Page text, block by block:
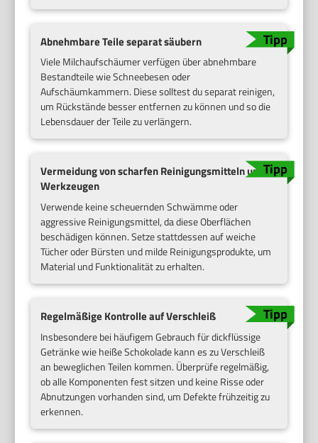
Abnehmbare Teile separat säubern
Viele Milchaufschäumer verfügen über abnehmbare
Bestandteile wie Schneebesen oder
Aufschäumkammern. Diese solltest du separat reinigen,
um Rückstände besser entfernen zu können und so die
Lebensdauer der Teile zu verlängern.
Vermeidung von scharfen Reinigungsmitteln und
Werkzeugen
Verwende keine scheuernden Schwämme oder
aggressive Reinigungsmittel, da diese Oberflächen
beschädigen können. Setze stattdessen auf weiche
Tücher oder Bürsten und milde Reinigungsprodukte, um
Material und Funktionalität zu erhalten.
Regelmäßige Kontrolle auf Verschleiß
Insbesondere bei häufigem Gebrauch für dickflüssige
Getränke wie heiße Schokolade kann es zu Verschleiß
an beweglichen Teilen kommen. Überprüfe regelmäßig,
ob alle Komponenten fest sitzen und keine Risse oder
Abnutzungen vorhanden sind, um Defekte frühzeitig zu
erkennen.